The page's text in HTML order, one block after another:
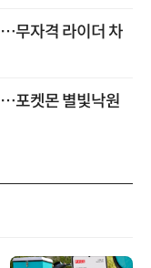
무자격 라이더 차
포켓몬 별빛낙원